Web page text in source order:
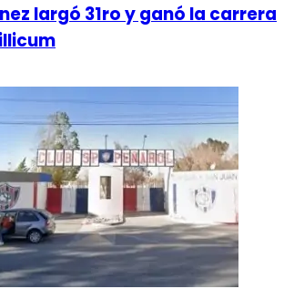
largó 31ro y ganó la carrera